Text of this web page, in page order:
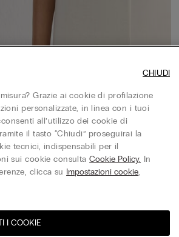
Grazie ai cookie di profilazione
personalizzate, in linea con i tuoi
all’utilizzo dei cookie di
il tasto “Chiudi” proseguirai la
tecnici, indispensabili per il
sui cookie consultaCookie Policy. In
clicca su Impostazioni cookie,
I COOKIE
CHIUDI